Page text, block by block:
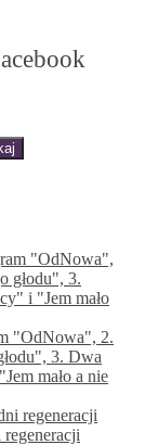
"OdNowa", 2.
3. Dwa
mało a nie